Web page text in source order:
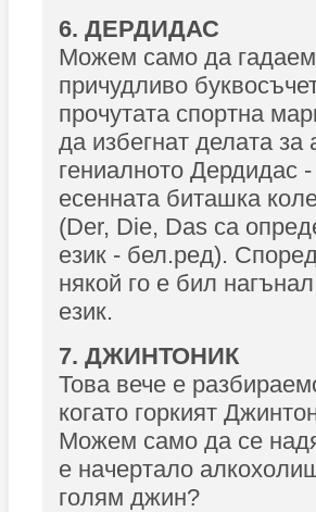
6. ДЕРДИДАС
Можем само да гадаем
причудливо
прочутата спортна
да избегнат делата
гениалното Дердидас
есенната биташка
(Der, Die, Das са
език - бел.ред).
някой го е бил
език.
7. ДЖИНТОНИК
Това вече е
когато горкият
Можем само да се
е начертало
голям джин?